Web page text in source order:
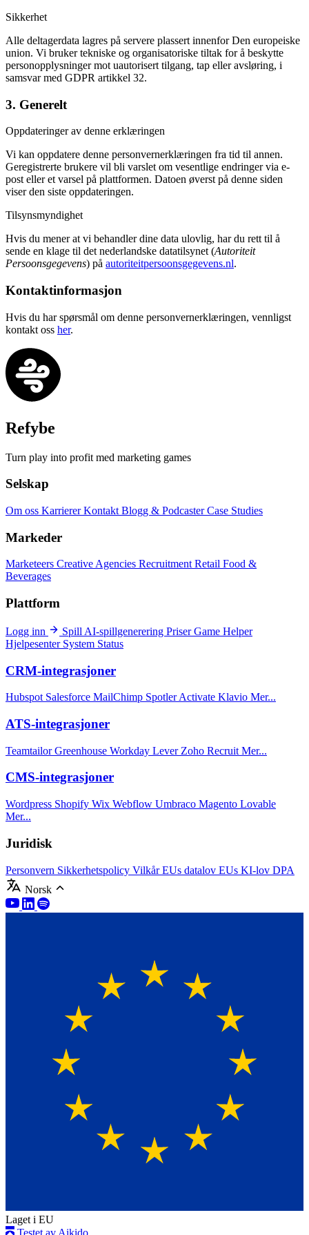
Sikkerhet
Alle deltagerdata lagres på servere plassert innenfor Den europeiske
union. Vi bruker tekniske og organisatoriske tiltak for å beskytte
personopplysninger mot uautorisert tilgang, tap eller avsløring, i
samsvar med GDPR artikkel 32.
3. Generelt
Oppdateringer av denne erklæringen
Vi kan oppdatere denne personvernerklæringen fra tid til annen.
Geregistrerte brukere vil bli varslet om vesentlige endringer via e-
post eller et varsel på plattformen. Datoen øverst på denne siden
viser den siste oppdateringen.
Tilsynsmyndighet
Hvis du mener at vi behandler dine data ulovlig, har du rett til å
sende en klage til det nederlandske datatilsynet (Autoriteit
Persoonsgegevens) på autoriteitpersoonsgegevens.nl.
Kontaktinformasjon
Hvis du har spørsmål om denne personvernerklæringen, vennligst
kontakt oss her.
Refybe
Turn play into profit med marketing games
Selskap
Om oss KarriererKontakt Blogg & PodcasterCase Studies
Markeder
Marketeers Creative Agencies RecruitmentRetail Food &
Beverages
Plattform
Logg inn Spill AI-spillgenerering PriserGame Helper
Hjelpesenter System Status
CRM-integrasjoner
Hubspot Salesforce MailChimp Spotler Activate Klavio Mer...
ATS-integrasjoner
TeamtailorGreenhouse Workday Lever Zoho Recruit Mer...
CMS-integrasjoner
Wordpress Shopify Wix Webflow Umbraco Magento Lovable
Mer...
Juridisk
Personvern Sikkerhetspolicy VilkårEUs datalov EUs KI-lov DPA
Norsk
Laget i EU
Testet av Aikido